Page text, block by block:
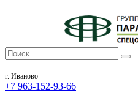
г. Иваново
+7 963-152-93-66